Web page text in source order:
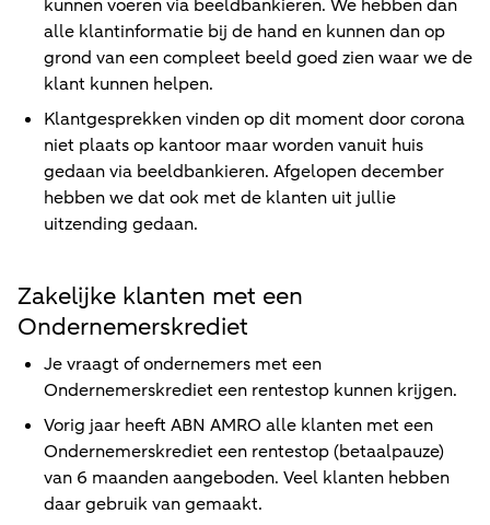
kunnen voeren via beeldbankieren. We hebben dan
alle klantinformatie bij de hand en kunnen dan op
grond van een compleet beeld goed zien waar we de
klant kunnen helpen.
Klantgesprekken vinden op dit moment door corona
niet plaats op kantoor maar worden vanuit huis
gedaan via beeldbankieren. Afgelopen december
hebben we dat ook met de klanten uit jullie
uitzending gedaan.
Zakelijke klanten met een
Ondernemerskrediet
Je vraagt of ondernemers met een
Ondernemerskrediet een rentestop kunnen krijgen.
Vorig jaar heeft ABN AMRO alle klanten met een
Ondernemerskrediet een rentestop (betaalpauze)
van 6 maanden aangeboden. Veel klanten hebben
daar gebruik van gemaakt.